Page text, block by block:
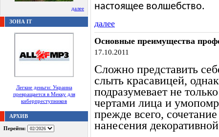
далее
ЗОНА IT
Легкие деньги: Украина
превращается в Мекку для
киберпреступников
АРХИВ
Перейти:
настоящее волшебство.
далее
Основные преимущества
17.10.2011
Сложно представить
слыть красавицей,
подразумевает не
чертами лица и
прежде всего,
нанесения